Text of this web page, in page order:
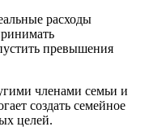
расходы
превышения
членами семьи и
создать семейное
целей.